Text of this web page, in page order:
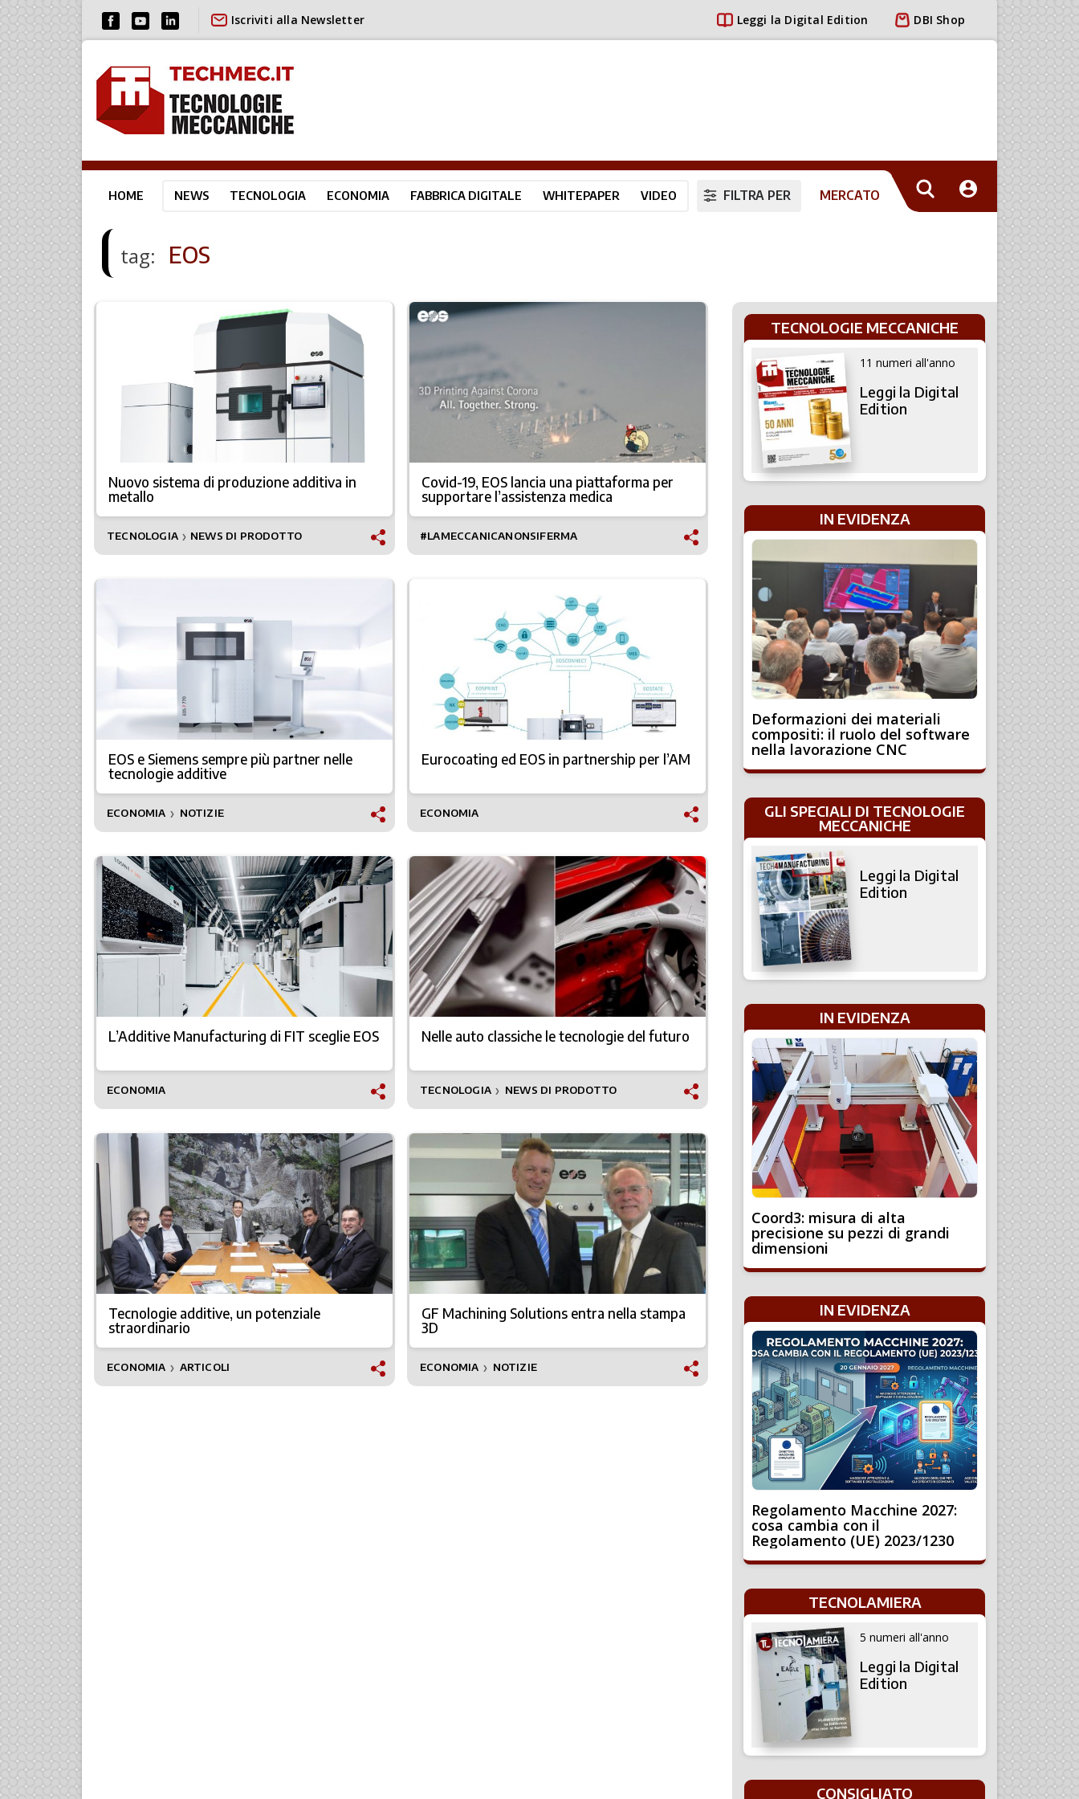
Iscriviti alla Newsletter Leggi la Digital Edition DBI Shop
HOME NEWS TECNOLOGIA ECONOMIA FABBRICA DIGITALE WHITEPAPER VIDEO FILTRA PER MERCATO
tag: EOS
Nuovo sistema di produzione additiva in
metallo
TECNOLOGIA ❯ NEWS DI PRODOTTO
Covid-19, EOS lancia una piattaforma per
supportare l’assistenza medica
#LAMECCANICANONSIFERMA
EOS e Siemens sempre più partner nelle
tecnologie additive
ECONOMIA ❯ NOTIZIE
Eurocoating ed EOS in partnership per l’AM
ECONOMIA
L’Additive Manufacturing di FIT sceglie EOS
ECONOMIA
Nelle auto classiche le tecnologie del futuro
TECNOLOGIA ❯ NEWS DI PRODOTTO
Tecnologie additive, un potenziale
straordinario
ECONOMIA ❯ ARTICOLI
GF Machining Solutions entra nella stampa
3D
ECONOMIA ❯ NOTIZIE
TECNOLOGIE MECCANICHE
11 numeri all'anno
Leggi la Digital
Edition
IN EVIDENZA
Deformazioni dei materiali
compositi: il ruolo del software
nella lavorazione CNC
GLI SPECIALI DI TECNOLOGIE
MECCANICHE
Leggi la Digital
Edition
IN EVIDENZA
Coord3: misura di alta
precisione su pezzi di grandi
dimensioni
IN EVIDENZA
Regolamento Macchine 2027:
cosa cambia con il
Regolamento (UE) 2023/1230
TECNOLAMIERA
5 numeri all'anno
Leggi la Digital
Edition
CONSIGLIATO